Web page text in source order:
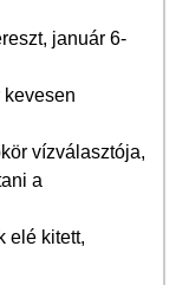
január 6-
vízválasztója,
a
elé kitett,